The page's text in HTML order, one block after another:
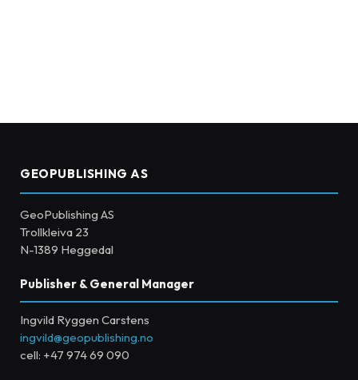
GEOPUBLISHING AS
GeoPublishing AS
Trollkleiva 23
N-1389 Heggedal
Publisher & General Manager
Ingvild Ryggen Carstens
ingvild@geopublishing.no
cell: +47 974 69 090